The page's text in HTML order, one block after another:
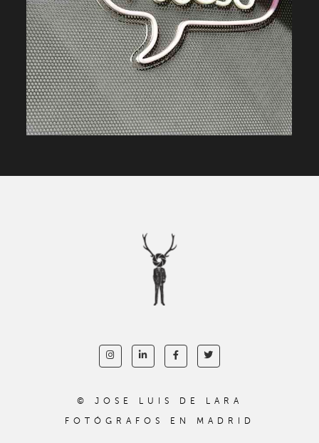
© JOSE LUIS DE LARA
FOTÓGRAFOS EN MADRID